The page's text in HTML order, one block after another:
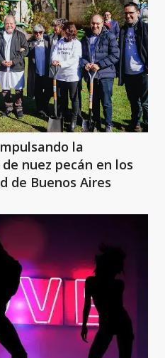
la
nuez pecán en los
de Buenos Aires